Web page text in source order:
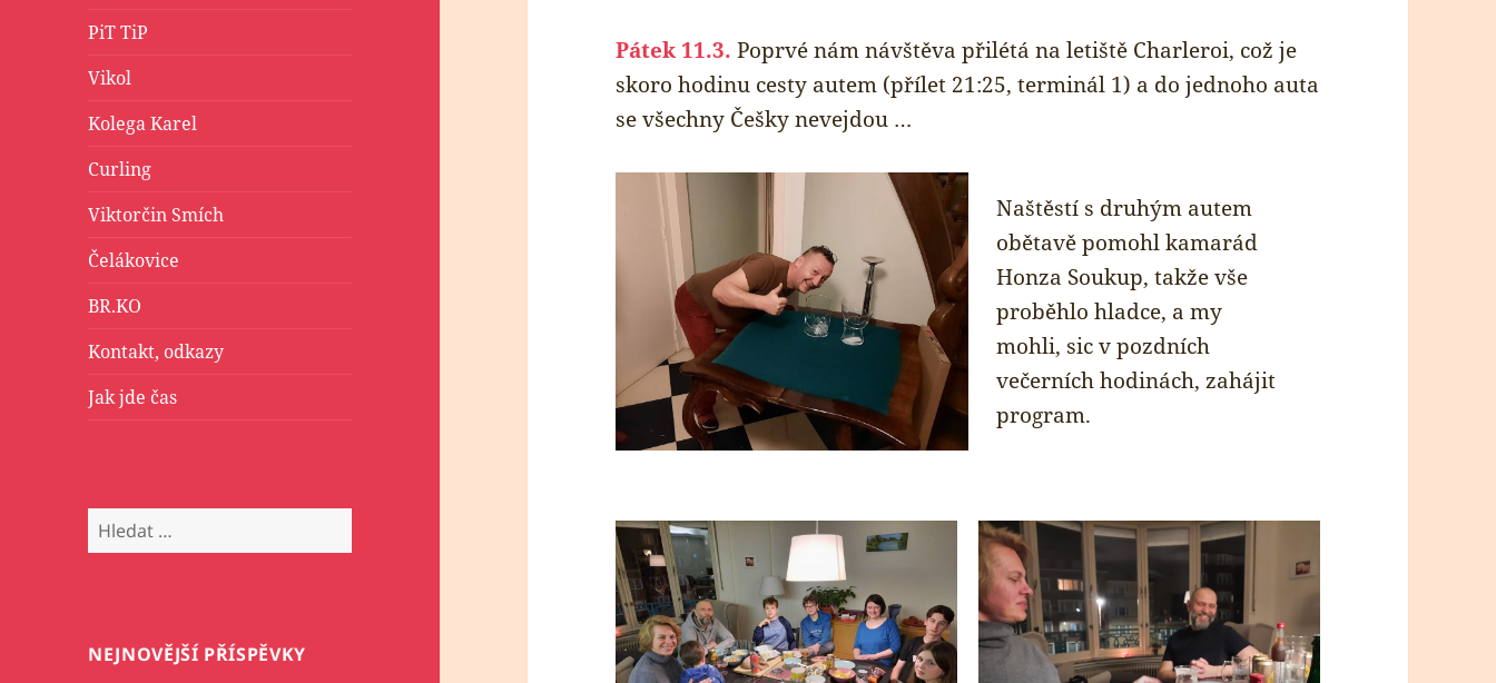
PiT TiP
Vikol
Kolega Karel
Curling
Viktorčin Smích
Čelákovice
BR.KO
Kontakt, odkazy
Jak jde čas
Vyhledávání
NEJNOVĚJŠÍ PŘÍSPĚVKY
Pátek 11.3. Poprvé nám návštěva přilétá na letiště Charleroi, což je
skoro hodinu cesty autem (přílet 21:25, terminál 1) a do jednoho auta
se všechny Češky nevejdou …
Naštěstí s druhým autem
obětavě pomohl kamarád
Honza Soukup, takže vše
proběhlo hladce, a my
mohli, sic v pozdních
večerních hodinách, zahájit
program.